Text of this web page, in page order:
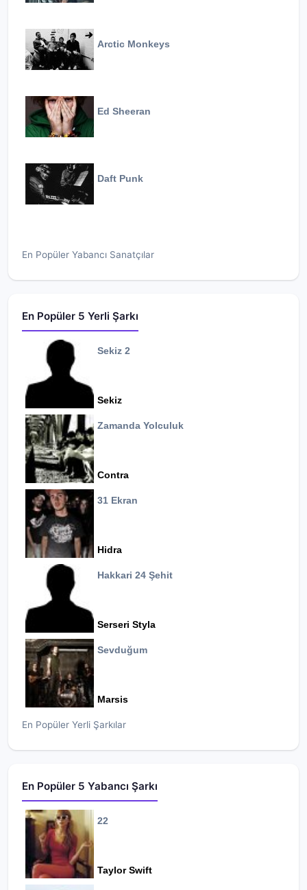
Arctic Monkeys
Ed Sheeran
Daft Punk
En Popüler Yabancı Sanatçılar
En Popüler 5 Yerli Şarkı
Sekiz 2
Sekiz
Zamanda Yolculuk
Contra
31 Ekran
Hidra
Hakkari 24 Şehit
Serseri Styla
Sevduğum
Marsis
En Popüler Yerli Şarkılar
En Popüler 5 Yabancı Şarkı
22
Taylor Swift